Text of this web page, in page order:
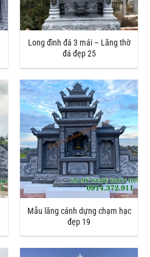
Long đình đá 3 mái – Lăng thờ
đá đẹp 25
Mẫu lăng cánh dựng chạm hạc
đẹp 19